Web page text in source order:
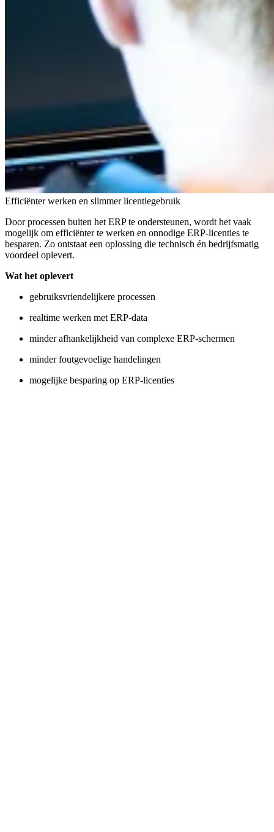
Efficiënter werken en slimmer licentiegebruik
Door processen buiten het ERP te ondersteunen, wordt het vaak
mogelijk om efficiënter te werken en onnodige ERP-licenties te
besparen. Zo ontstaat een oplossing die technisch én bedrijfsmatig
voordeel oplevert.
Wat het oplevert
gebruiksvriendelijkere processen
realtime werken met ERP-data
minder afhankelijkheid van complexe ERP-schermen
minder foutgevoelige handelingen
mogelijke besparing op ERP-licenties